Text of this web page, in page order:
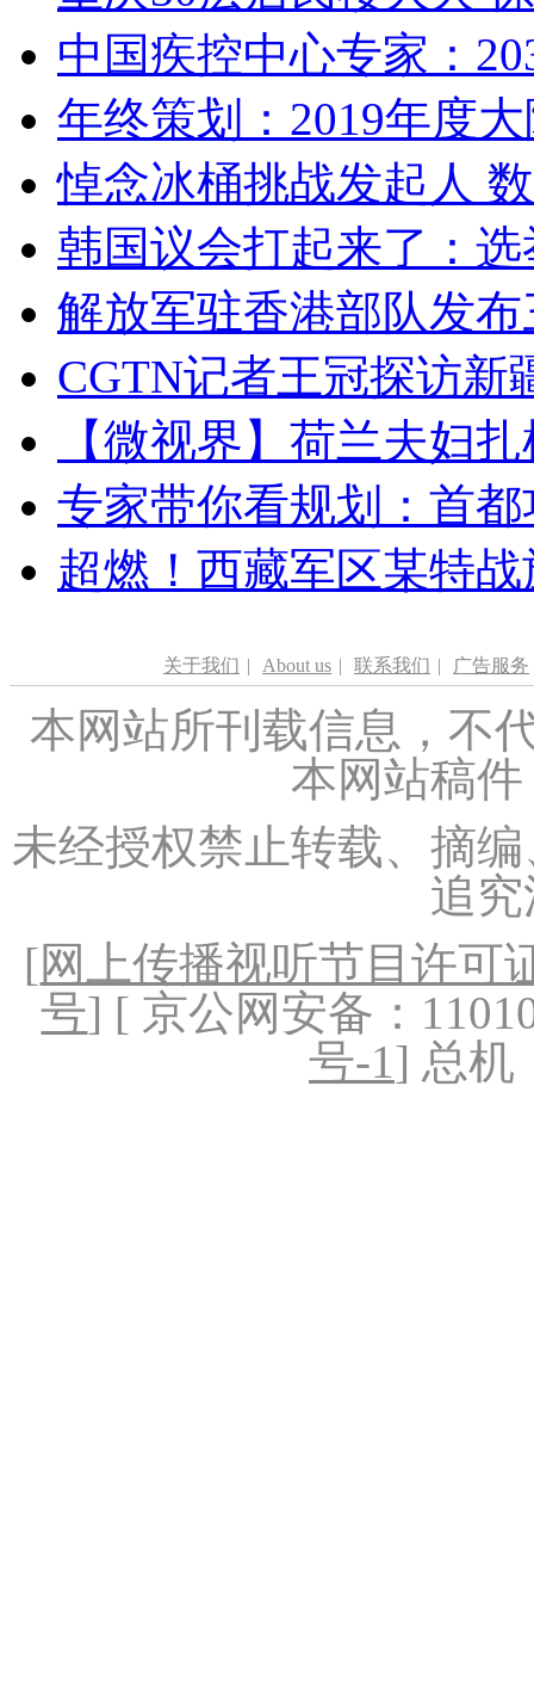
中国疾控中心专家：
年终策划：2019年度
悼念冰桶挑战发起人
韩国议会打起来了：
解放军驻香港部队发
CGTN记者王冠探访新
【微视界】荷兰夫妇
专家带你看规划：首
超燃！西藏军区某特
关于我们 | About us | 联系我们 | 广告服务
本网站所刊载信息，不
本网站稿
未经授权禁止转载、摘
追
[网上传播视听节目许可
号] [ 京公网安备：
号-1] 总机